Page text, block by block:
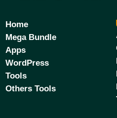
Home
Mega Bundle
Apps
WordPress
Tools
Others Tools